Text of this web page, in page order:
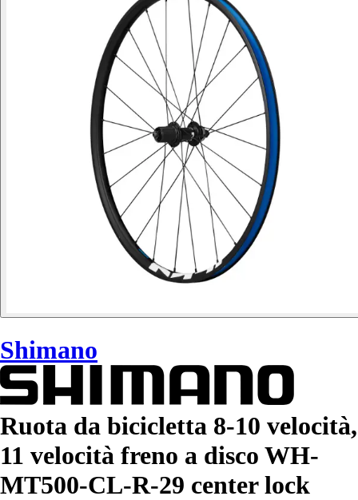
Shimano
Ruota da bicicletta 8-10 velocità,
11 velocità freno a disco WH-
MT500-CL-R-29 center lock